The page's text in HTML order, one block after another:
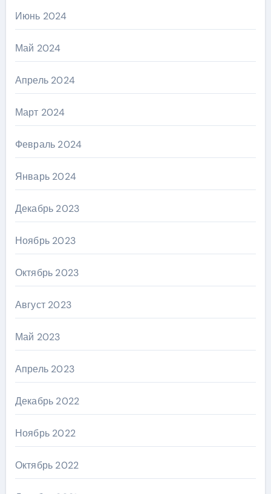
Июнь 2024
Май 2024
Апрель 2024
Март 2024
Февраль 2024
Январь 2024
Декабрь 2023
Ноябрь 2023
Октябрь 2023
Август 2023
Май 2023
Апрель 2023
Декабрь 2022
Ноябрь 2022
Октябрь 2022